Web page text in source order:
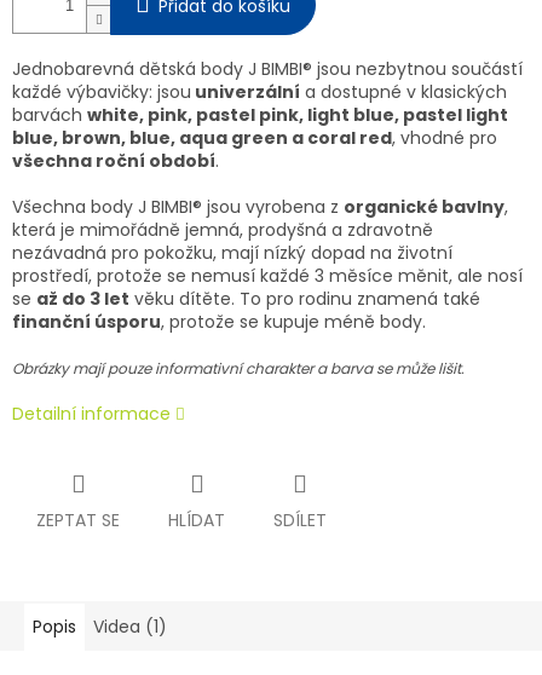
Přidat do košíku
Jednobarevná dětská body J BIMBI® jsou nezbytnou součástí
každé výbavičky: jsou univerzální a dostupné v klasických
barvách white, pink, pastel pink, light blue, pastel light
blue, brown, blue, aqua green a coral red, vhodné pro
všechna roční období.
Všechna body J BIMBI® jsou vyrobena z organické bavlny,
která je mimořádně jemná, prodyšná a zdravotně
nezávadná pro pokožku, mají nízký dopad na životní
prostředí, protože se nemusí každé 3 měsíce měnit, ale nosí
se až do 3 let věku dítěte. To pro rodinu znamená také
finanční úsporu, protože se kupuje méně body.
Obrázky mají pouze informativní charakter a barva se může lišit.
Detailní informace
ZEPTAT SE HLÍDAT SDÍLET
Popis Videa (1)